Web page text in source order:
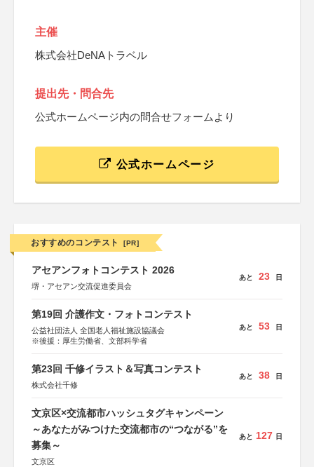
主催
株式会社DeNAトラベル
提出先・問合先
公式ホームページ内の問合せフォームより
公式ホームページ
おすすめのコンテスト [PR]
アセアンフォトコンテスト 2026
堺・アセアン交流促進委員会
あと 23 日
第19回 介護作文・フォトコンテスト
公益社団法人 全国老人福祉施設協議会
※後援：厚生労働省、文部科学省
あと 53 日
第23回 千修イラスト＆写真コンテスト
株式会社千修
あと 38 日
文京区×交流都市ハッシュタグキャンペーン
～あなたがみつけた交流都市の“つながる”を
募集～
文京区
あと 127 日